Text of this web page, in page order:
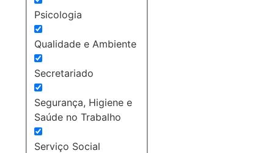
Psicologia
Qualidade e Ambiente
Secretariado
Segurança, Higiene e
Saúde no Trabalho
Serviço Social